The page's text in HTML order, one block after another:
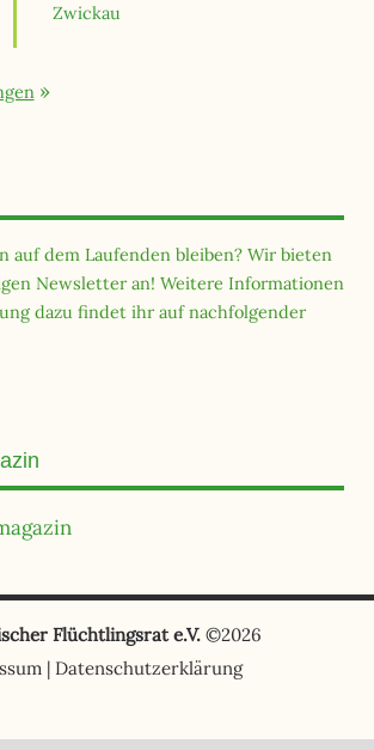
Zwickau
auf dem Laufenden bleiben? Wir bieten
Newsletter an! Weitere Informationen
dazu findet ihr auf nachfolgender
Flüchtlingsrat e.V. ©2026
| Datenschutzerklärung